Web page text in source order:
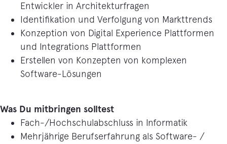
Entwickler in Architekturfragen
Identifikation und Verfolgung von Markttrends
Konzeption von Digital Experience Plattformen
und Integrations Plattformen
Erstellen von Konzepten von komplexen
Software-Lösungen
Was Du mitbringen solltest
Fach-/Hochschulabschluss in Informatik
Mehrjährige Berufserfahrung als Software- /